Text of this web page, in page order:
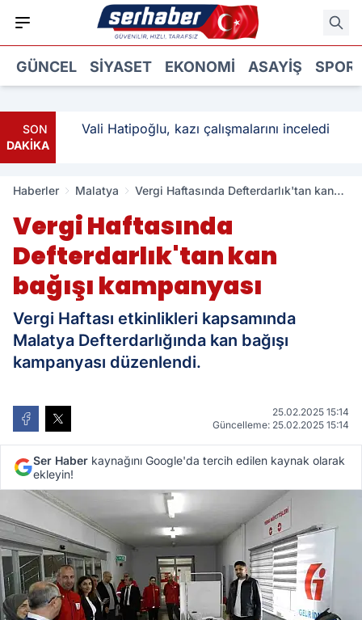
GÜNCEL SIYASET EKONOMI ASAYIŞ SPOR
SON
DAKİKA
Vali Hatipoğlu, kazı çalışmalarını inceledi
Haberler Malatya
Vergi Haftasında Defterdarlık'tan kan
Vergi Haftasında
Defterdarlık'tan kan
bağışı kampanyası
Vergi Haftası etkinlikleri kapsamında
Malatya Defterdarlığında kan bağışı
kampanyası düzenlendi.
25.02.2025 15:14
Güncelleme: 25.02.2025 15:14
Ser Haber kaynağını Google'da tercih edilen kaynak olarak
ekleyin!